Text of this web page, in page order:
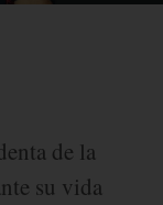
de la
su vida